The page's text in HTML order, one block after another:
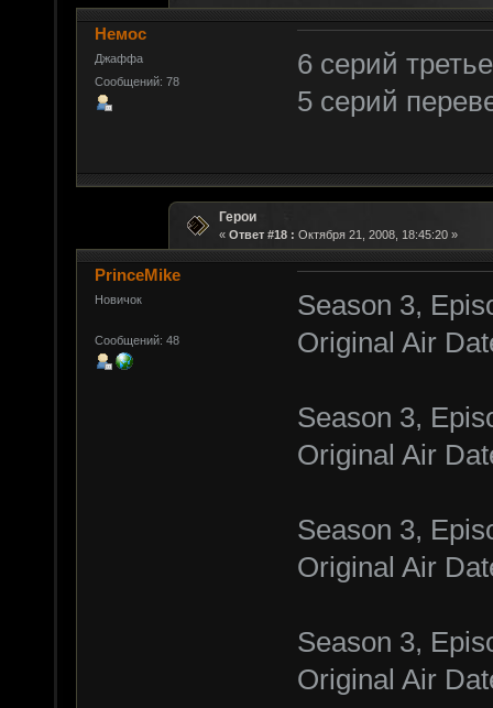
Немос
Джаффа
Сообщений: 78
6 серий
5 серий
Герои
« Ответ #18 : Октября 21, 2008, 18:45:20 »
PrinceMike
Новичок
Сообщений: 48
Season 3,
Original Air
Season 3,
Original Air
Season 3,
Original Air
Season 3,
Original Air